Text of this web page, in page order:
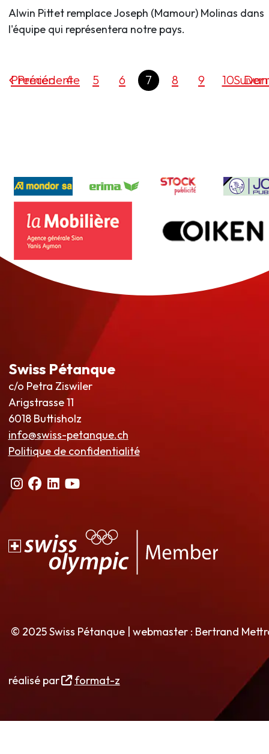
Alwin Pittet remplace Joseph (Mamour) Molinas dans
l'équipe qui représentera notre pays.
Précédente
Premier 4 5 6 7 8 9 10
Swiss Pétanque
c/o Petra Ziswiler
Arigstrasse 11
6018 Buttisholz
info@swiss-petanque.ch
Politique de confidentialité
© 2025 Swiss Pétanque | webmaster : Bertrand
réalisé par format-z